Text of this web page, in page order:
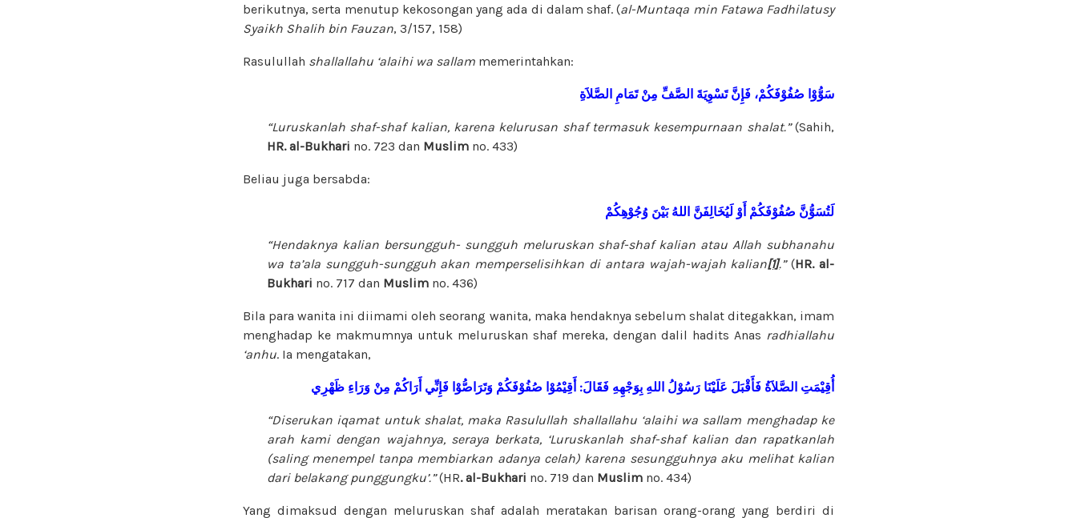
berikutnya, serta menutup kekosongan yang ada di dalam shaf. (al-Muntaqa min Fatawa Fadhilatusy
Syaikh Shalih bin Fauzan, 3/157, 158)
Rasulullah shallallahu ‘alaihi wa sallam memerintahkan:
سَوُّوْا صُفُوْفَكُمْ، فَإِنَّ تَسْوِيَةَ الصَّفِّ مِنْ تَمَامِ الصَّلاَةِ
“Luruskanlah shaf-shaf kalian, karena kelurusan shaf termasuk kesempurnaan shalat.”(Sahih,
HR. al-Bukhari no. 723 dan Muslim no. 433)
Beliau juga bersabda:
لَتُسَوُّنَّ صُفُوْفَكُمْ أَوْ لَيُخَالِفَنَّ اللهُ بَيْنَ وُجُوْهِكُمْ
“Hendaknya kalian bersungguh- sungguh meluruskan shaf-shaf kalian atau Allah subhanahu
wa ta’ala sungguh-sungguh akan memperselisihkan di antara wajah-wajah kalian[1].”(HR. al-
Bukhari no. 717 dan Muslim no. 436)
Bila para wanita ini diimami oleh seorang wanita, maka hendaknya sebelum shalat ditegakkan, imam
menghadap ke makmumnya untuk meluruskan shaf mereka, dengan dalil hadits Anas radhiallahu
‘anhu. Ia mengatakan,
أُقِيْمَتِ الصَّلاَةُ فَأَقْبَلَ عَلَيْنَا رَسُوْلُ اللهِ بِوَجْهِهِ فَقَالَ: أَقِيْمُوْا صُفُوْفَكُمْ وَتَرَاصُّوْا فَإِنِّي أَرَاكُمْ مِنْ وَرَاءِ ظَهْرِي
“Diserukan iqamat untuk shalat, maka Rasulullah shallallahu ‘alaihi wa sallam menghadap ke
arah kami dengan wajahnya, seraya berkata, ‘Luruskanlah shaf-shaf kalian dan rapatkanlah
(saling menempel tanpa membiarkan adanya celah) karena sesungguhnya aku melihat kalian
dari belakang punggungku’.”(HR. al-Bukhari no. 719 dan Muslim no. 434)
Yang dimaksud dengan meluruskan shaf adalah meratakan barisan orang-orang yang berdiri di